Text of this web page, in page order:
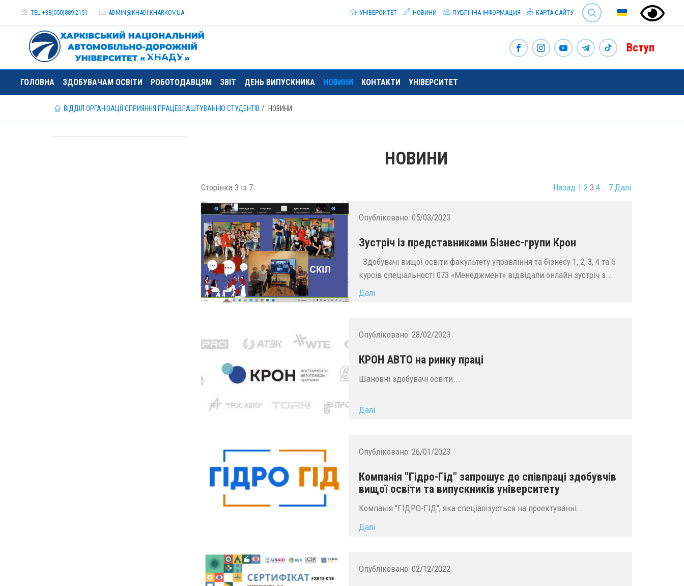
TEL:+38(050)889-2151 ADMIN@KHADI.KHARKOV.UA
SEARCH
УНІВЕРСИТЕТ
НОВИНИ ПУБЛІЧНА ІНФОРМАЦИЯ КАРТА САЙТУ
Вступ
ГОЛОВНА ЗДОБУВАЧАМ ОСВІТИ РОБОТОДАВЦЯМ ЗВІТ ДЕНЬ ВИПУСКНИКА НОВИНИ КОНТАКТИ УНІВЕРСИТЕТ
ВІДДІЛ ОРГАНІЗАЦІЇ СПРИЯННЯ ПРАЦЕВЛАШТУВАННЮ СТУДЕНТІВ НОВИНИ
НОВИНИ
Сторінка 3 із 7. Назад 1 2 3 4 … 7 Далі
Опубліковано: 05/03/2023
Зустріч із представниками Бізнес-групи Крон
Здобувачі вищої освіти факультету управління та бізнесу 1, 2, 3, 4 та 5
курсів спеціальності 073 «Менеджмент» відвідали онлайн зустріч з...
Далі
Опубліковано: 28/02/2023
КРОН АВТО на ринку праці
Шановні здобувачі освіти...
Далі
Опубліковано: 26/01/2023
Компанія "Гідро-Гід" запрошує до співпраці здобувчів
вищої освіти та випускників університету
Компанія "ГІДРО-ГІД", яка спеціалізується на проектуванні...
Далі
Опубліковано: 02/12/2022